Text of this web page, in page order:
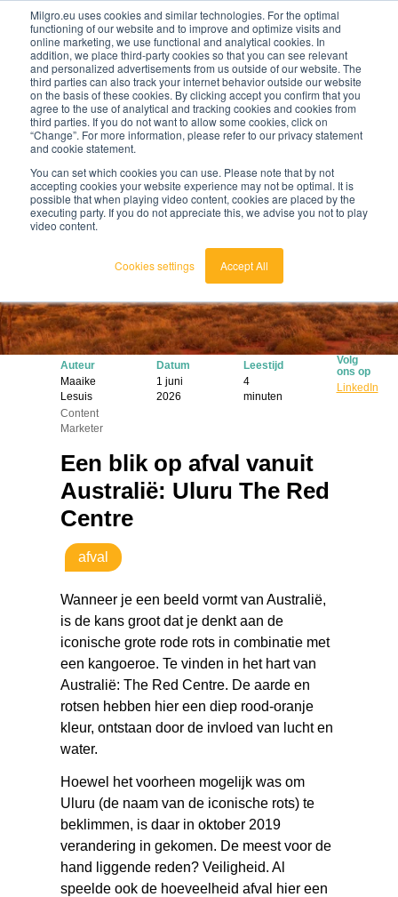
Milgro.eu uses cookies and similar technologies. For the optimal
functioning of our website and to improve and optimize visits and
online marketing, we use functional and analytical cookies. In
addition, we place third-party cookies so that you can see relevant
and personalized advertisements from us outside of our website. The
third parties can also track your internet behavior outside our website
on the basis of these cookies. By clicking accept you confirm that you
agree to the use of analytical and tracking cookies and cookies from
third parties. If you do not want to allow some cookies, click on
“Change”. For more information, please refer to our privacy statement
and cookie statement.
You can set which cookies you can use. Please note that by not
accepting cookies your website experience may not be optimal. It is
possible that when playing video content, cookies are placed by the
executing party. If you do not appreciate this, we advise you not to play
video content.
Cookies settings Accept All
nl
🔥Grondstoffen worden schaarser en duurder. Weet
jij waar jouw organisatie kwetsbaar is en wat je
eraan kunt doen?
Bekijk de Grondstoffenbarometer
Auteur
Maaike
Lesuis
Content
Marketer
Datum
1 juni
2026
Leestijd
4
minuten
Volg
ons op
LinkedIn
Een blik op afval vanuit
Australië: Uluru The Red
Centre
afval
Wanneer je een beeld vormt van Australië,
is de kans groot dat je denkt aan de
iconische grote rode rots in combinatie met
een kangoeroe. Te vinden in het hart van
Australië: The Red Centre. De aarde en
rotsen hebben hier een diep rood-oranje
kleur, ontstaan door de invloed van lucht en
water.
Hoewel het voorheen mogelijk was om
Uluru (de naam van de iconische rots) te
beklimmen, is daar in oktober 2019
verandering in gekomen. De meest voor de
hand liggende reden? Veiligheid. Al
speelde ook de hoeveelheid afval hier een